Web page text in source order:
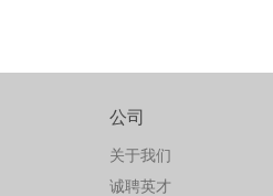
关于我们
诚聘英才
公司